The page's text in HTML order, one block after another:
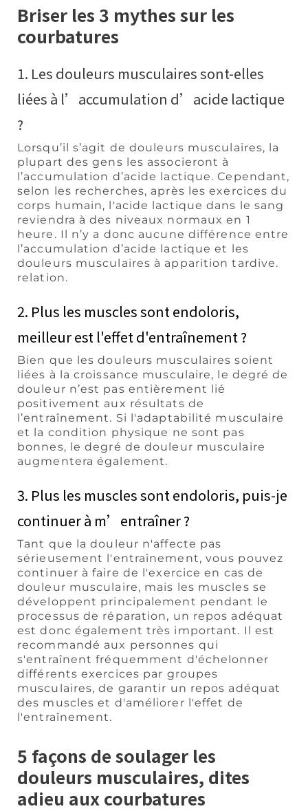
Briser les 3 mythes sur les
courbatures
1. Les douleurs musculaires sont-elles
liées à l’accumulation d’acide lactique
?
Lorsqu’il s’agit de douleurs musculaires, la
plupart des gens les associeront à
l’accumulation d’acide lactique. Cependant,
selon les recherches, après les exercices du
corps humain, l'acide lactique dans le sang
reviendra à des niveaux normaux en 1
heure. Il n’y a donc aucune différence entre
l’accumulation d’acide lactique et les
douleurs musculaires à apparition tardive.
relation.
2. Plus les muscles sont endoloris,
meilleur est l'effet d'entraînement ?
Bien que les douleurs musculaires soient
liées à la croissance musculaire, le degré de
douleur n’est pas entièrement lié
positivement aux résultats de
l’entraînement. Si l'adaptabilité musculaire
et la condition physique ne sont pas
bonnes, le degré de douleur musculaire
augmentera également.
3. Plus les muscles sont endoloris, puis-je
continuer à m’entraîner ?
Tant que la douleur n'affecte pas
sérieusement l'entraînement, vous pouvez
continuer à faire de l'exercice en cas de
douleur musculaire, mais les muscles se
développent principalement pendant le
processus de réparation, un repos adéquat
est donc également très important. Il est
recommandé aux personnes qui
s'entraînent fréquemment d'échelonner
différents exercices par groupes
musculaires, de garantir un repos adéquat
des muscles et d'améliorer l'effet de
l'entraînement.
5 façons de soulager les
douleurs musculaires, dites
adieu aux courbatures